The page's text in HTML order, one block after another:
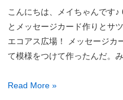
（開
催
報
告）
ス
広
場
花
サ
こんにちは、メイちゃんです
とメッセージカード作りとサ
エコアス広場！ メッセージカ
て模様をつけて作ったんだ。
環
Read More »